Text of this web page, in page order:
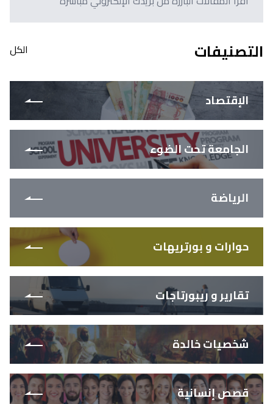
التصنيفات الكل
الإقتصاد
الجامعة تحت الضوء
الرياضة
حوارات و بورتريهات
تقارير و ريبورتاجات
شخصيات خالدة
قصص إنسانية